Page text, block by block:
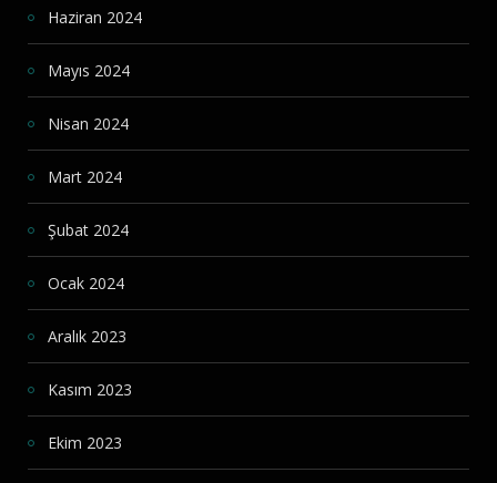
Haziran 2024
Mayıs 2024
Nisan 2024
Mart 2024
Şubat 2024
Ocak 2024
Aralık 2023
Kasım 2023
Ekim 2023